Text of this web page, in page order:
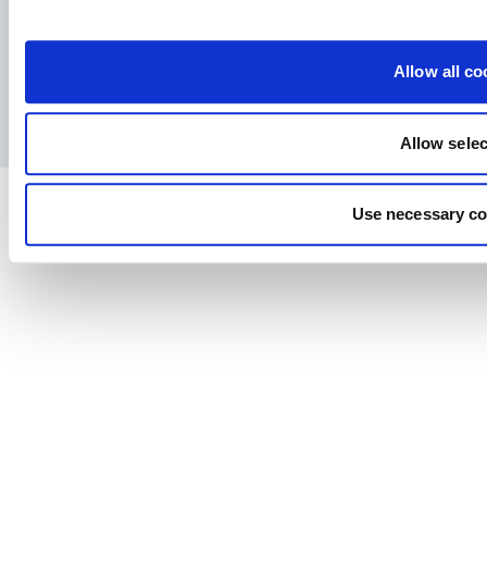
Allow all
Allow
Use necessary
Политика за поверителностПравно уведомление